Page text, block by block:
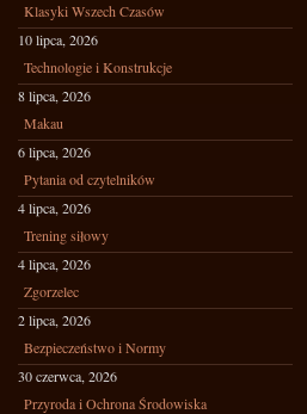
Klasyki Wszech Czasów
10 lipca, 2026
Technologie i Konstrukcje
8 lipca, 2026
Makau
6 lipca, 2026
Pytania od czytelników
4 lipca, 2026
Trening siłowy
4 lipca, 2026
Zgorzelec
2 lipca, 2026
Bezpieczeństwo i Normy
30 czerwca, 2026
Przyroda i Ochrona Środowiska